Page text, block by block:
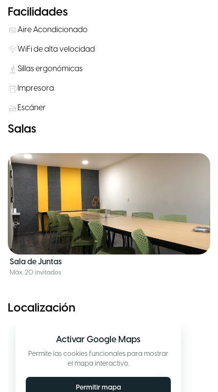
Facilidades
Aire Acondicionado
WiFi de alta velocidad
Sillas ergonómicas
Impresora
Escáner
Salas
Sala de Juntas
Máx. 20 invitados
Localización
Activar Google Maps
Permite las cookies funcionales para mostrar
el mapa interactivo.
Permitir mapa